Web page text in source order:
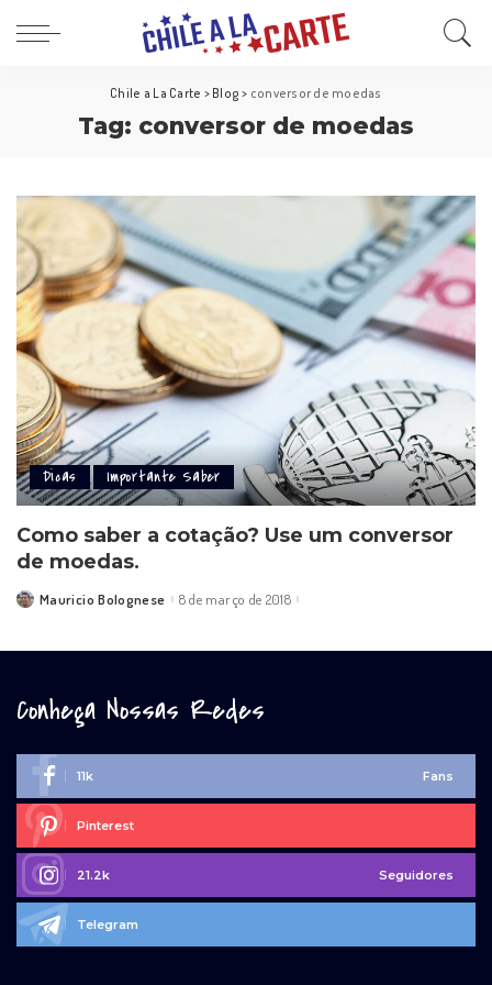
Chile a La Carte > Blog > conversor de moedas
Tag: conversor de moedas
Dicas Importante Saber
Como saber a cotação? Use um conversor
de moedas.
PostedMauricio Bolognese 8 de março de 2018
Conheça Nossas Redes
11k Fans
Pinterest
21.2k Seguidores
Telegram